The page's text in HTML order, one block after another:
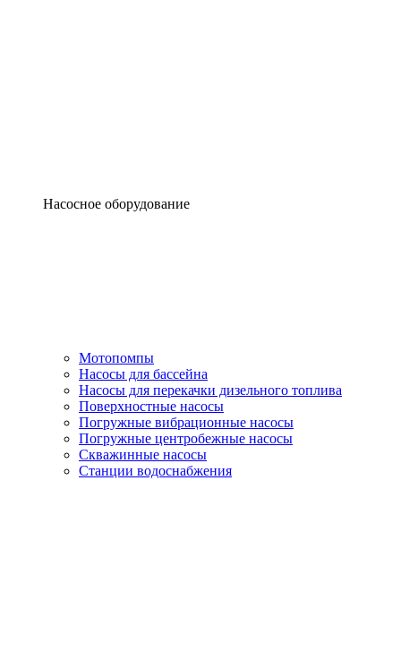
Насосное оборудование
Мотопомпы
Насосы для бассейна
Насосы для перекачки дизельного топлива
Поверхностные насосы
Погружные вибрационные насосы
Погружные центробежные насосы
Скважинные насосы
Станции водоснабжения